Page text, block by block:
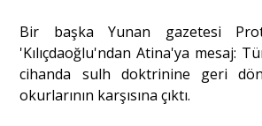
Bir başka Yunan gazetesi
'Kılıçdaoğlu'ndan Atina'ya mesaj:
cihanda sulh doktrinine geri
okurlarının karşısına çıktı.